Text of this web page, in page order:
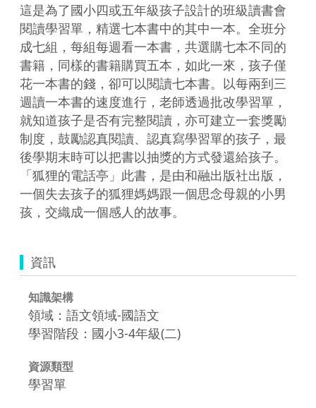
這是為了國小四或五年級孩子設計的班級讀書會
閱讀學習單，精選七本書中的其中一本。全班分
成七組，每組每週看一本書，共選購七本不同的
書籍，同樣的書籍購買五本，如此一來，孩子僅
花一本書的錢，卻可以閱讀七本書。以每兩到三
週讀一本書的速度進行，老師透過批改學習單，
就知道孩子是否有完整閱讀，亦可建立一套獎勵
制度，鼓勵認真閱讀、認真寫學習單的孩子，最
後學期末時可以把書以抽獎的方式發還給孩子。
「狐狸的電話亭」此書，是由和融出版社出版，
一個失去孩子的狐狸媽媽跟一個思念母親的小男
孩，交織成一個感人的故事。
資訊
知識架構
領域：語文領域-國語文
學習階段：國小3-4年級(二)
資源類型
學習單